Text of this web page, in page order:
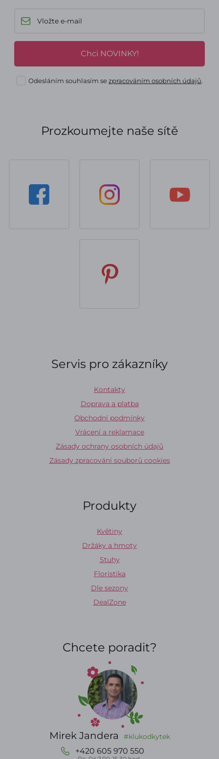
Chci NOVINKY!
Odesláním souhlasím sezpracováním osobních údajů.
Prozkoumejte naše sítě
Servis pro zákazníky
Kontakty
Doprava a platba
Obchodní podmínky
Vrácení a reklamace
Zásady ochrany osobních údajů
Zásady zpracování souborů cookies
Produkty
Květiny
Držáky a hmoty
Stuhy
Floristika
Dle sezony
DealZone
Chcete poradit?
Mirek Jandera #klukodkytek
+420 605 970 550